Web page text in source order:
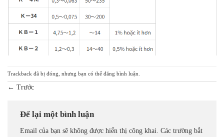
Trackback đã bị đóng, nhưng bạn có thể đăng bình luận
← Trước
Để lại một bình luận
Email của bạn sẽ không được hiển thị công khai. Các trường bắt